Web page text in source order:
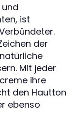
ist
der
Mit jeder
ihre
den Hautton
ebenso